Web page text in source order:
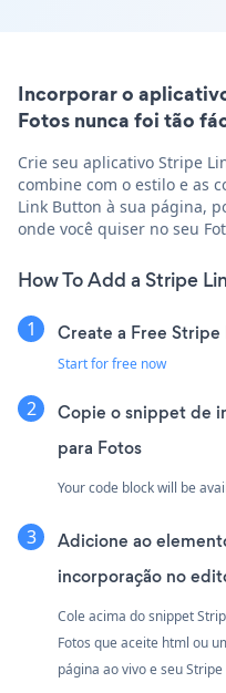
Incorporar o
Fotos nunca foi tão
Crie seu aplicativo Stripe
combine com o estilo e as
Link Button à sua página,
onde você quiser no seu
How To Add a Stripe
Create a Free
Start for free now
Copie o snippet de
para Fotos
Your code block will be
Adicione ao
incorporação no
Cole acima do snippet
Fotos que aceite html ou
página ao vivo e seu